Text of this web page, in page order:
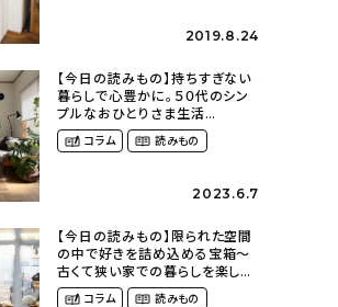
2019.8.24
【今日の読みもの】持ちすぎない
暮らしで心豊かに。５０代のシン
プルなおひとりさま生活
（ohitorisama_kurasiさん）
コラム 読みもの
2023.6.7
【今日の読みもの】限られた空間
の中で好きを詰め込める宝箱〜
古くて狭い家での暮らしを楽しむ
（2nyan_and_lifestylesさん）
コラム 読みもの